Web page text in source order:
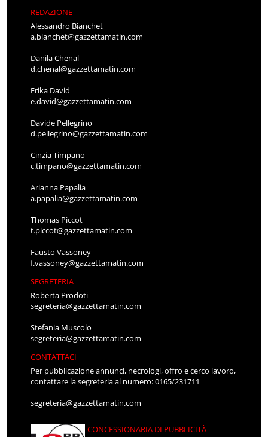
REDAZIONE
Alessandro Bianchet
a.bianchet@gazzettamatin.com
Danila Chenal
d.chenal@gazzettamatin.com
Erika David
e.david@gazzettamatin.com
Davide Pellegrino
d.pellegrino@gazzettamatin.com
Cinzia Timpano
c.timpano@gazzettamatin.com
Arianna Papalia
a.papalia@gazzettamatin.com
Thomas Piccot
t.piccot@gazzettamatin.com
Fausto Vassoney
f.vassoney@gazzettamatin.com
SEGRETERIA
Roberta Prodoti
segreteria@gazzettamatin.com
Stefania Muscolo
segreteria@gazzettamatin.com
CONTATTACI
Per pubblicazione annunci, necrologi, offro e cerco lavoro,
contattare la segreteria al numero: 0165/231711
segreteria@gazzettamatin.com
CONCESSIONARIA DI PUBBLICITÀ